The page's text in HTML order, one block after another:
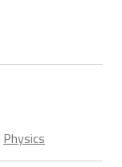
Physics